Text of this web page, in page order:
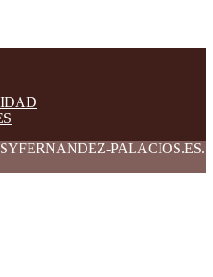
PALACIOS.ES.